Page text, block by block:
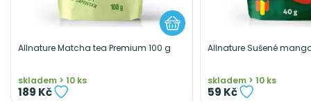
Allnature Matcha tea Premium 100 g
skladem > 10 ks
189 Kč
Allnature Sušené
skladem > 10 ks
59 Kč